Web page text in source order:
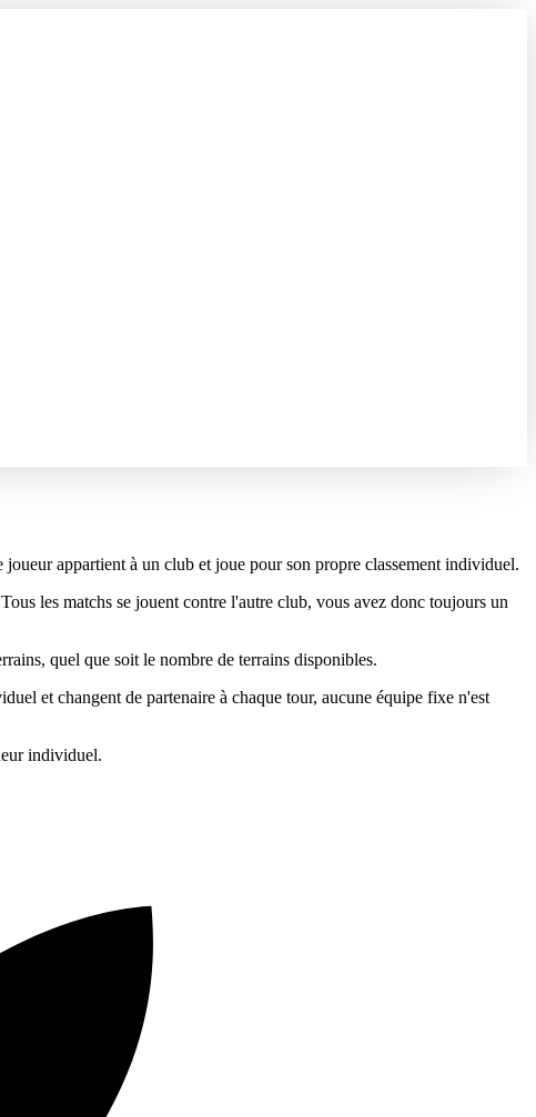
appartient à un club et joue pour son propre classement individuel.
les matchs se jouent contre l'autre club, vous avez donc toujours un
quel que soit le nombre de terrains disponibles.
et changent de partenaire à chaque tour, aucune équipe fixe n'est
individuel.